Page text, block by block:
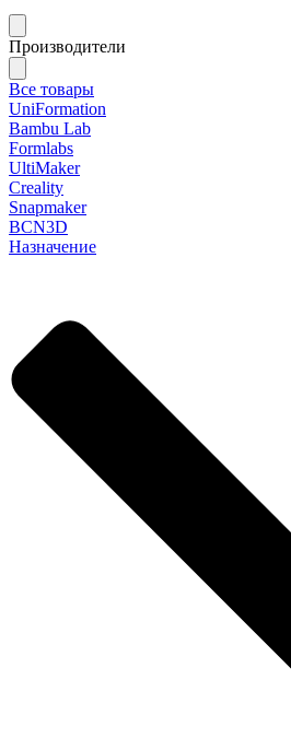
Производители
Все товары
UniFormation
Bambu Lab
Formlabs
UltiMaker
Creality
Snapmaker
BCN3D
Назначение